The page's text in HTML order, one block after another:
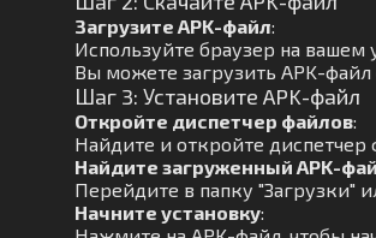
Загрузите APK-файл:
Используйте браузер на вашем
Вы можете загрузить APK-
Шаг 3: Установите APK-файл
Откройте диспетчер файлов:
Найдите и откройте диспетчер
Найдите загруженный APK-
Перейдите в папку "Загрузки"
Начните установку: